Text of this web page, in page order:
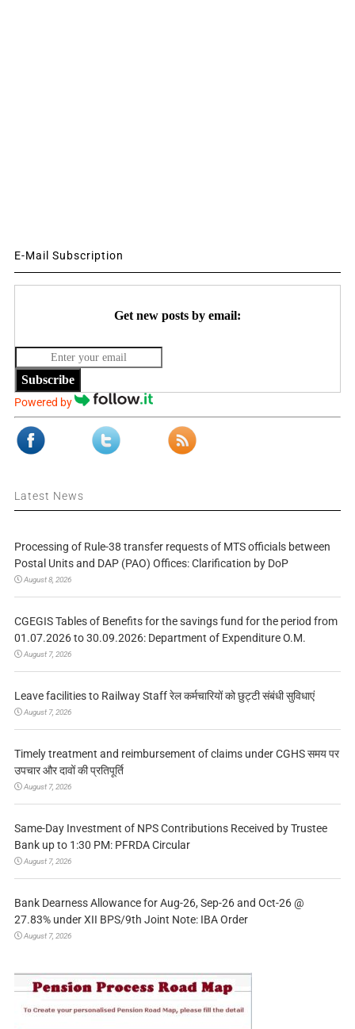
E-Mail Subscription
Get new posts by email:
Subscribe
Powered by
Latest News
Processing of Rule-38 transfer requests of MTS officials between
Postal Units and DAP (PAO) Offices: Clarification by DoP
August 8, 2026
CGEGIS Tables of Benefits for the savings fund for the period from
01.07.2026 to 30.09.2026: Department of Expenditure O.M.
August 7, 2026
Leave facilities to Railway Staff रेल कर्मचारियों को छुट्टी संबंधी सुविधाएं
August 7, 2026
Timely treatment and reimbursement of claims under CGHS समय पर
उपचार और दावों की प्रतिपूर्ति
August 7, 2026
Same-Day Investment of NPS Contributions Received by Trustee
Bank up to 1:30 PM: PFRDA Circular
August 7, 2026
Bank Dearness Allowance for Aug-26, Sep-26 and Oct-26 @
27.83% under XII BPS/9th Joint Note: IBA Order
August 7, 2026